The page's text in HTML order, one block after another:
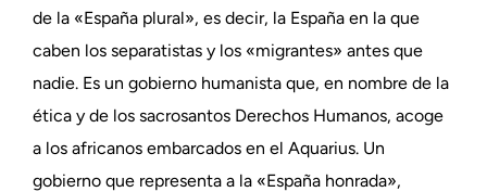
de la «España plural», es decir, la España en la que
caben los separatistas y los «migrantes» antes que
nadie. Es un gobierno humanista que, en nombre de la
ética y de los sacrosantos Derechos Humanos, acoge
a los africanos embarcados en el Aquarius. Un
gobierno que representa a la «España honrada»,